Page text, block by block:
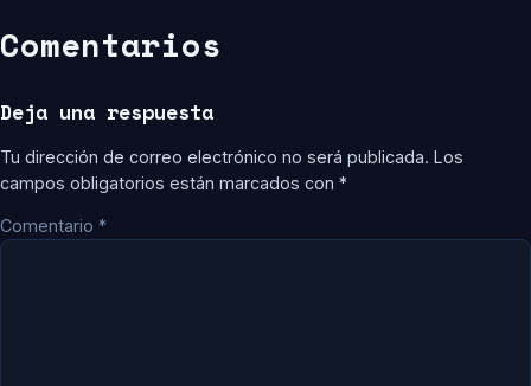
Comentarios
Deja una respuesta
Tu dirección de correo electrónico no será publicada. Los
campos obligatorios están marcados con *
Comentario *